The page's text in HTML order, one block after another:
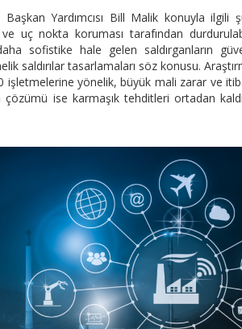
Yardımcısı Bill Malik konuyla ilgili
uç nokta koruması tarafından
sofistike hale gelen saldırganların
saldırılar tasarlamaları söz konusu.
yönelik, büyük mali zarar ve
ise karmaşık tehditleri ortadan